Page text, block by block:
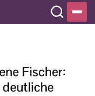
Fischer: